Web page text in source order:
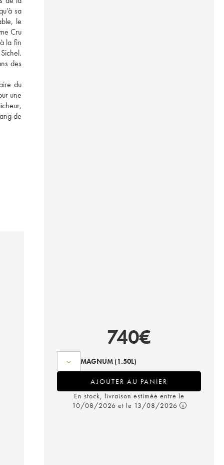
sa
le
Cru
la fin
des
du
une
de
740€
MAGNUM (1.50L)
AJOUTER AU PANIER
En stock, livraison estimée entre le
10/08/2026 et le 13/08/2026